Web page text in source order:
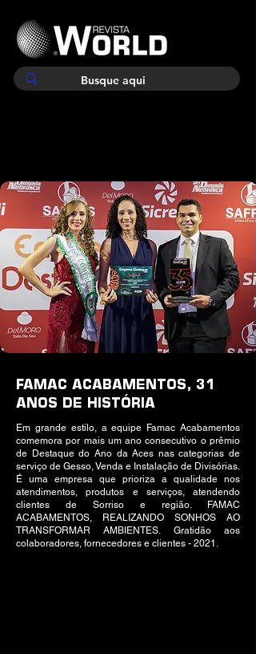
FAMAC ACABAMENTOS, 31
ANOS DE HISTÓRIA
Em grande estilo, a equipe Famac Acabamentos
comemora por mais um ano consecutivo o prêmio
de Destaque do Ano da Aces nas categorias de
serviço de Gesso, Venda e Instalação de Divisórias.
É uma empresa que prioriza a qualidade nos
atendimentos, produtos e serviços, atendendo
clientes de Sorriso e região. FAMAC
ACABAMENTOS, REALIZANDO SONHOS AO
TRANSFORMAR AMBIENTES. Gratidão aos
colaboradores, fornecedores e clientes - 2021.